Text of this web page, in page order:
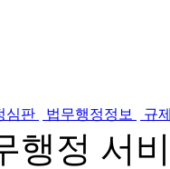
심판 법무행정정보 규
행정 서